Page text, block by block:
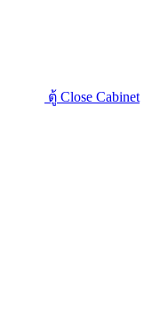
ตู้ Close Cabinet